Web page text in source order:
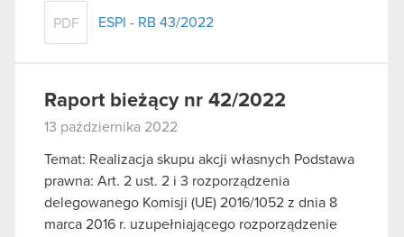
PDF ESPI - RB 43/2022
Raport bieżący nr 42/2022
13 października 2022
Temat: Realizacja skupu akcji własnych Podstawa
prawna: Art. 2 ust. 2 i 3 rozporządzenia
delegowanego Komisji (UE) 2016/1052 z dnia 8
marca 2016 r. uzupełniającego rozporządzenie